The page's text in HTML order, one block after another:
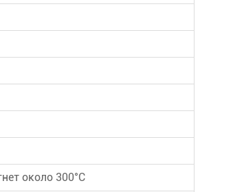
около 300°C